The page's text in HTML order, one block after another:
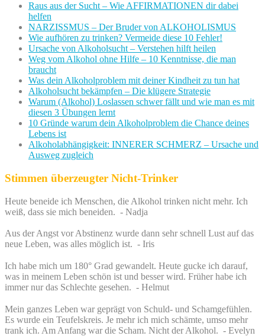
Raus aus der Sucht – Wie AFFIRMATIONEN dir dabei
helfen
NARZISSMUS – Der Bruder von ALKOHOLISMUS
Wie aufhören zu trinken? Vermeide diese 10 Fehler!
Ursache von Alkoholsucht – Verstehen hilft heilen
Weg vom Alkohol ohne Hilfe – 10 Kenntnisse, die man
braucht
Was dein Alkoholproblem mit deiner Kindheit zu tun hat
Alkoholsucht bekämpfen – Die klügere Strategie
Warum (Alkohol) Loslassen schwer fällt und wie man es mit
diesen 3 Übungen lernt
10 Gründe warum dein Alkoholproblem die Chance deines
Lebens ist
Alkoholabhängigkeit: INNERER SCHMERZ – Ursache und
Ausweg zugleich
Stimmen überzeugter Nicht-Trinker
Heute beneide ich Menschen, die Alkohol trinken nicht mehr. Ich
weiß, dass sie mich beneiden. - Nadja
Aus der Angst vor Abstinenz wurde dann sehr schnell Lust auf das
neue Leben, was alles möglich ist. - Iris
Ich habe mich um 180° Grad gewandelt. Heute gucke ich darauf,
was in meinem Leben schön ist und besser wird. Früher habe ich
immer nur das Schlechte gesehen. - Helmut
Mein ganzes Leben war geprägt von Schuld- und Schamgefühlen.
Es wurde ein Teufelskreis. Je mehr ich mich schämte, umso mehr
trank ich. Am Anfang war die Scham. Nicht der Alkohol. - Evelyn